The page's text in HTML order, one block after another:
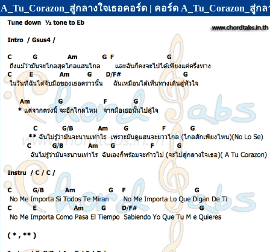
A_Tu_Corazon_สู่กลางใจเธอคอร์ด | คอร์ด A_Tu_Corazon_สู่ก